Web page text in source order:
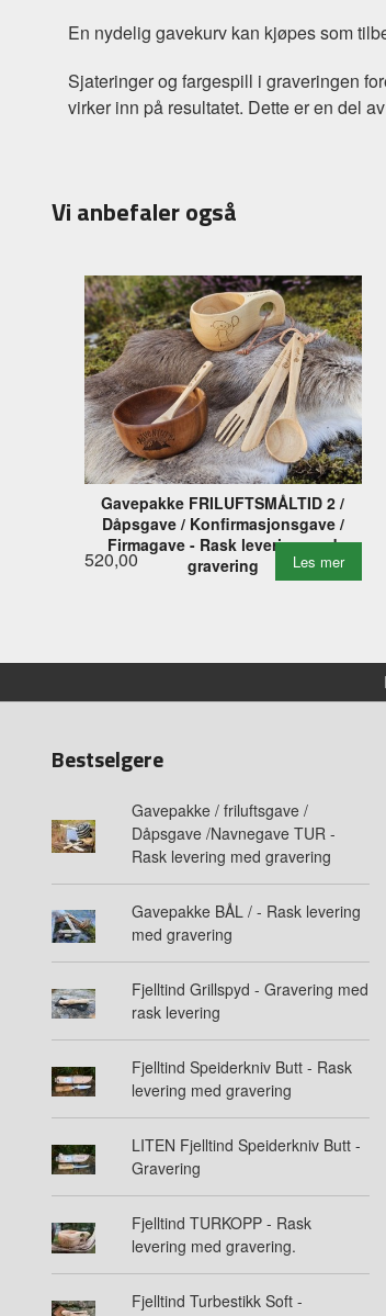
En nydelig gavekurv kan kjøpes som
Sjateringer og fargespill i graveringen
virker inn på resultatet. Dette er en del
Vi anbefaler også
Gavepakke FRILUFTSMÅLTID 2 /
Dåpsgave / Konfirmasjonsgave /
Firmagave - Rask levering med
gravering
520,00 Les mer
Bestselgere
Gavepakke / friluftsgave /
Dåpsgave /Navnegave TUR -
Rask levering med gravering
Gavepakke BÅL / - Rask levering
med gravering
Fjelltind Grillspyd - Gravering med
rask levering
Fjelltind Speiderkniv Butt - Rask
levering med gravering
LITEN Fjelltind Speiderkniv Butt -
Gravering
Fjelltind TURKOPP - Rask
levering med gravering.
Fjelltind Turbestikk Soft -